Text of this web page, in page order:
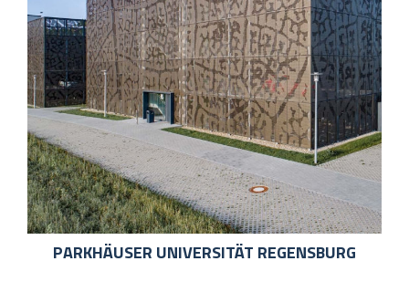
PARKHÄUSER UNIVERSITÄT REGENSBURG